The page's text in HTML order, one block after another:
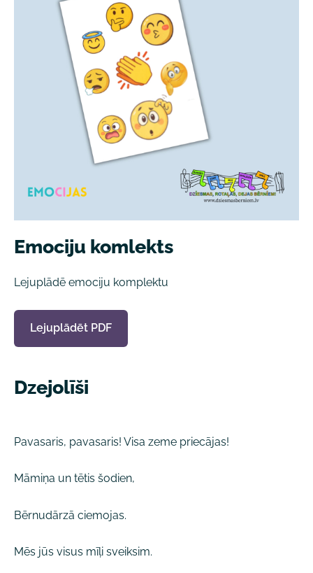
Emociju komlekts
Lejuplādē emociju komplektu
Lejuplādēt PDF
Dzejolīši
Pavasaris, pavasaris! Visa zeme priecājas!
Māmiņa un tētis šodien,
Bērnudārzā ciemojas.
Mēs jūs visus mīļi sveiksim.